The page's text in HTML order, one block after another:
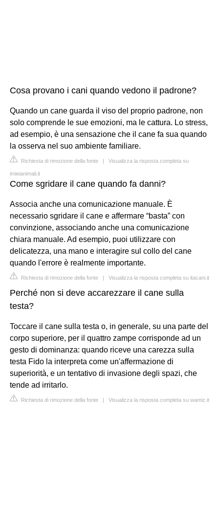
Cosa provano i cani quando vedono il padrone?
Quando un cane guarda il viso del proprio padrone, non
solo comprende le sue emozioni, ma le cattura. Lo stress,
ad esempio, è una sensazione che il cane fa sua quando
la osserva nel suo ambiente familiare.
Richiesta di rimozione della fonte | Visualizza la risposta completa su
imieianimali.it
Come sgridare il cane quando fa danni?
Associa anche una comunicazione manuale. È
necessario sgridare il cane e affermare “basta” con
convinzione, associando anche una comunicazione
chiara manuale. Ad esempio, puoi utilizzare con
delicatezza, una mano e interagire sul collo del cane
quando l'errore è realmente importante.
Richiesta di rimozione della fonte | Visualizza la risposta completa su itacani.it
Perché non si deve accarezzare il cane sulla
testa?
Toccare il cane sulla testa o, in generale, su una parte del
corpo superiore, per il quattro zampe corrisponde ad un
gesto di dominanza: quando riceve una carezza sulla
testa Fido la interpreta come un'affermazione di
superiorità, e un tentativo di invasione degli spazi, che
tende ad irritarlo.
Richiesta di rimozione della fonte | Visualizza la risposta completa su wamiz.it